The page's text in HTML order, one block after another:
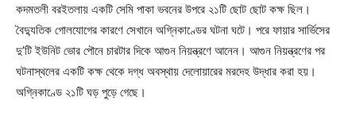
কদমতলী বরইতলায় একটি সেমি পাকা ভবনের উপরে ২১টি ছোট ছোট কক্ষ ছিল।
বৈদ্যুতিক গোলযোগের কারণে সেখানে অগ্নিকাণ্ডের ঘটনা ঘটে। পরে ফায়ার সার্ভিসের
দু’টি ইউনিট ভোর পৌনে চারটার দিকে আগুন নিয়ন্ত্রণে আনেন। আগুন নিয়ন্ত্রণের পর
ঘটনাস্থলের একটি কক্ষ থেকে দগ্ধ অবস্থায় দেলোয়ারের মরদেহ উদ্ধার করা হয়।
অগ্নিকাণ্ডে ২১টি ঘড় পুড়ে গেছে।